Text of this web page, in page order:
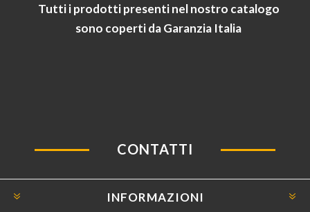
Tutti i prodotti presenti nel nostro catalogo
sono coperti da Garanzia Italia
CONTATTI
INFORMAZIONI